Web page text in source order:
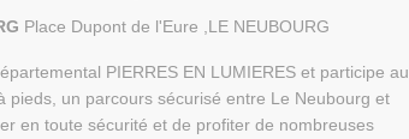
Place Dupont de l'Eure ,LE NEUBOURG
PIERRES EN LUMIERES et participe au
pieds, un parcours sécurisé entre Le Neubourg et
en toute sécurité et de profiter de nombreuses